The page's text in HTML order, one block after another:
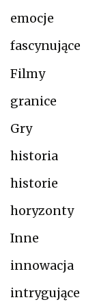
emocje
fascynujące
Filmy
granice
Gry
historia
historie
horyzonty
Inne
innowacja
intrygujące